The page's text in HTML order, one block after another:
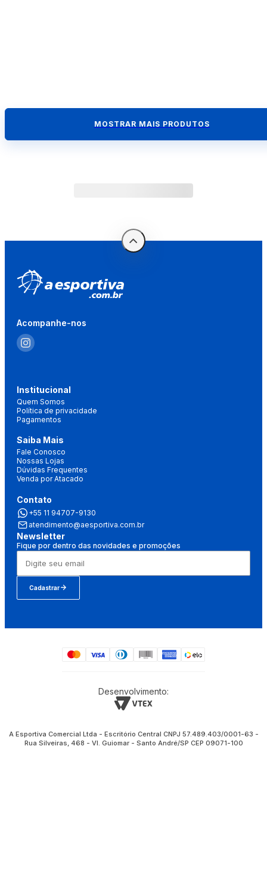
MOSTRAR MAIS PRODUTOS
Acompanhe-nos
Institucional
Quem Somos
Política de privacidade
Pagamentos
Saiba Mais
Fale Conosco
Nossas Lojas
Dúvidas Frequentes
Venda por Atacado
Contato
+55 11 94707-9130
atendimento@aesportiva.com.br
Newsletter
Fique por dentro das novidades e promoções
Cadastrar
Desenvolvimento:
A Esportiva Comercial Ltda - Escritório Central CNPJ 57.489.403/0001-63 -
Rua Silveiras, 468 - Vl. Guiomar - Santo André/SP CEP 09071-100